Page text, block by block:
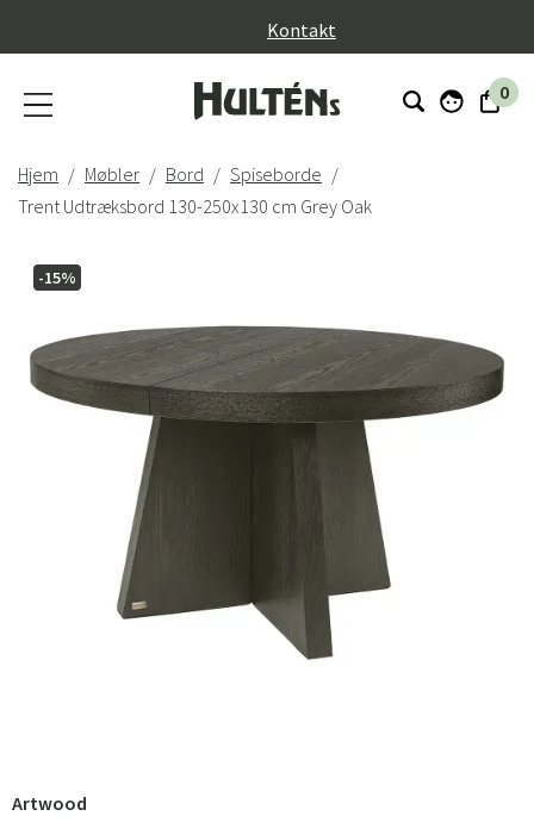
Kontakt
0
Hjem Møbler Bord
Spiseborde
Trent Udtræksbord 130-250x130 cm Grey Oak
-15%
Artwood